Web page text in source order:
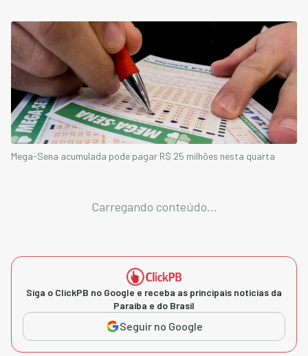
Mega-Sena acumulada pode pagar R$ 25 milhões nesta quarta
Carregando conteúdo...
Siga o ClickPB no Google e receba as principais notícias da
Paraíba e do Brasil
Seguir no Google